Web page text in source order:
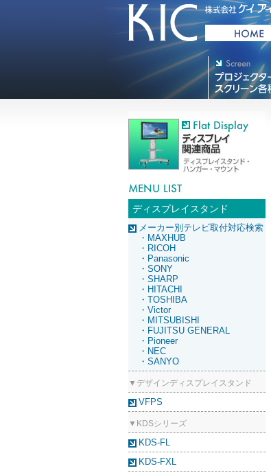
ディスプレイスタンド
メーカー別テレビ取付対応検索
・MAXHUB
・RICOH
・Panasonic
・SONY
・SHARP
・HITACHI
・TOSHIBA
・Victor
・MITSUBISHI
・FUJITSU GENERAL
・Pioneer
・NEC
・SANYO
▼デザインディスプレイスタンド
VFPS
▼KDSシリーズ
KDS-FL
KDS-FXL